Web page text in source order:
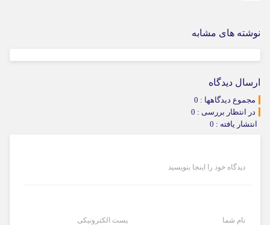
نوشته های مشابه
ارسال دیدگاه
مجموع دیدگاهها : 0
در انتظار بررسی : 0
انتشار یافته : 0
دیدگاه خود را اینجا بنویسید
نام شما پست الکترونیکی